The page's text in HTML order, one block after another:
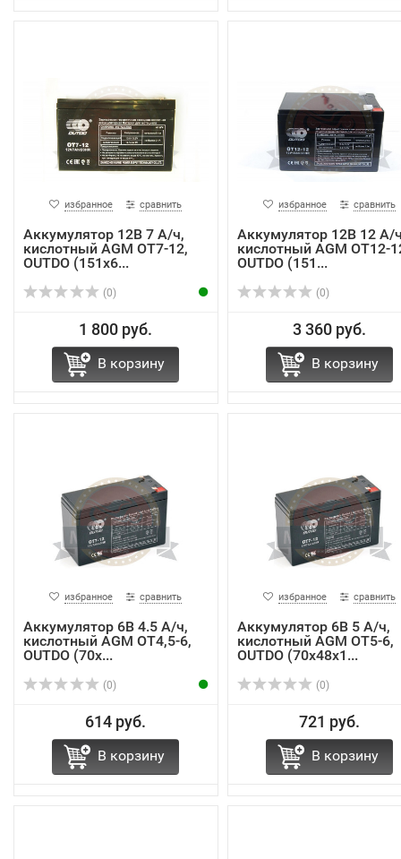
избранное сравнить
Аккумулятор 12В 7 А/ч,
кислотный AGM OТ7-12,
OUTDO (151х6...
(0)
1 800 руб.
В корзину
избранное сравнить
Аккумулятор 12В 12 А/
кислотный AGM OТ12-
OUTDO (151...
(0)
3 360 руб.
В корзину
избранное сравнить
Аккумулятор 6В 4.5 А/ч,
кислотный AGM OТ4,5-6,
OUTDO (70х...
(0)
614 руб.
В корзину
избранное сравнить
Аккумулятор 6В 5 А/ч,
кислотный AGM OТ5-6,
OUTDO (70х48х1...
(0)
721 руб.
В корзину